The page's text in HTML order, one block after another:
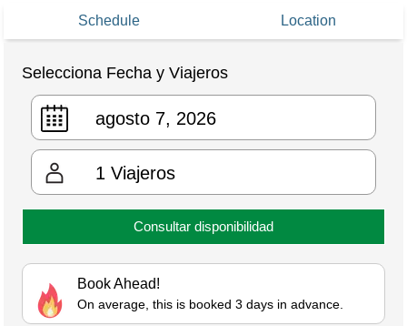
Schedule Location
Selecciona Fecha y Viajeros
1 Viajeros
Consultar disponibilidad
Book Ahead!
On average, this is booked 3 days in advance.